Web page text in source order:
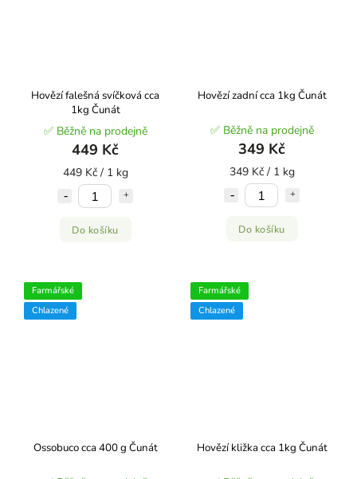
Hovězí falešná svíčková cca
1kg Čunát
✅ Běžně na prodejně
449 Kč
449 Kč / 1 kg
Do košíku
Hovězí zadní cca 1kg Čunát
✅ Běžně na prodejně
349 Kč
349 Kč / 1 kg
Do košíku
Farmářské
Chlazené
Ossobuco cca 400 g Čunát
Farmářské
Chlazené
Hovězí kližka cca 1kg Čunát